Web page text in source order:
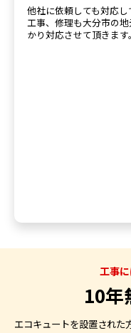
他社に依頼しても対応
工事、修理も大分市の
かり対応させて頂きます。
工事
10年
エコキュートを設置された